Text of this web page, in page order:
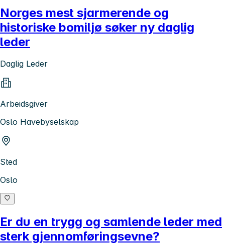
Norges mest sjarmerende og
historiske bomiljø søker ny daglig
leder
Daglig Leder
Arbeidsgiver
Oslo Havebyselskap
Sted
Oslo
Er du en trygg og samlende leder med
sterk gjennomføringsevne?